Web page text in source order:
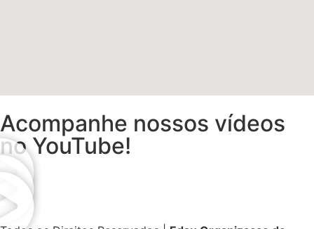
Acompanhe nossos vídeos
no YouTube!